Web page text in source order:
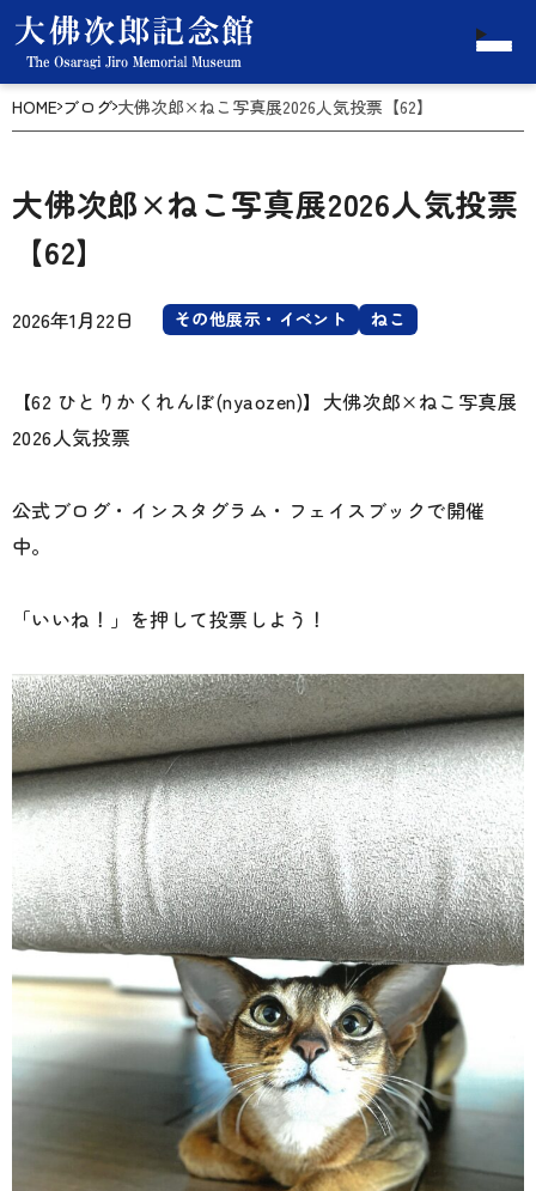
HOME ブログ 大佛次郎×ねこ写真展2026人気投票【62】
大佛次郎×ねこ写真展2026人気投票
【62】
2026年1月22日 その他展示・イベント ねこ
【62 ひとりかくれんぼ(nyaozen)】大佛次郎×ねこ写真展
2026人気投票
公式ブログ・インスタグラム・フェイスブックで開催
中。
「いいね！」を押して投票しよう！